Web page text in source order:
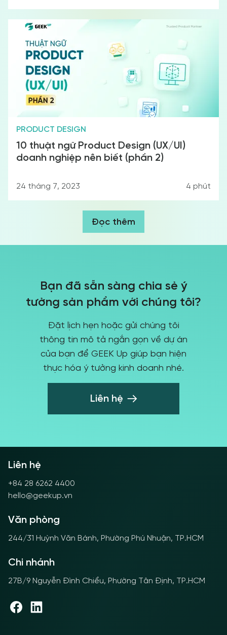
PRODUCT DESIGN
10 thuật ngữ Product Design (UX/UI)
doanh nghiệp nên biết (phần 2)
24 tháng 7, 2023 4 phút
Đọc thêm
Bạn đã sẵn sàng chia sẻ ý
tưởng sản phẩm với chúng tôi?
Đặt lịch hẹn hoặc gửi chúng tôi
thông tin mô tả ngắn gọn về dự án
của bạn để GEEK Up giúp bạn hiện
thực hóa ý tưởng kinh doanh nhé.
Liên hệ
Liên hệ
+84 28 6262 4400
hello@geekup.vn
Văn phòng
244/31 Huỳnh Văn Bánh, Phường Phú Nhuận, TP.HCM
Chi nhánh
27B/9 Nguyễn Đình Chiểu, Phường Tân Định, TP.HCM